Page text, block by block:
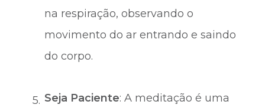
na respiração, observando o
movimento do ar entrando e saindo
do corpo.
Seja Paciente: A meditação é uma